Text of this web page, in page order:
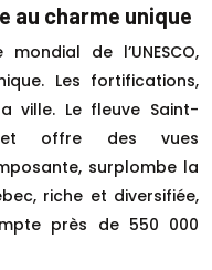
au charme unique
de l’UNESCO,
Les fortifications,
ville. Le fleuve Saint-
offre des vues
surplombe la
riche et diversifiée,
près de 550 000